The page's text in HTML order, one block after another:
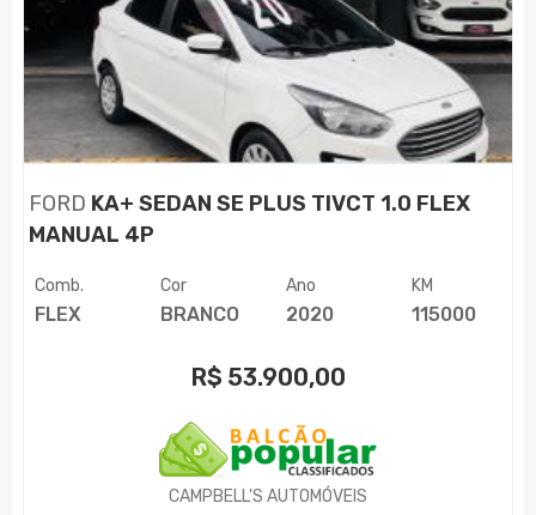
FORD KA+ SEDAN SE PLUS TIVCT 1.0 FLEX
MANUAL 4P
Comb.
FLEX
Cor
BRANCO
Ano
2020
KM
115000
R$ 53.900,00
CAMPBELL'S AUTOMÓVEIS